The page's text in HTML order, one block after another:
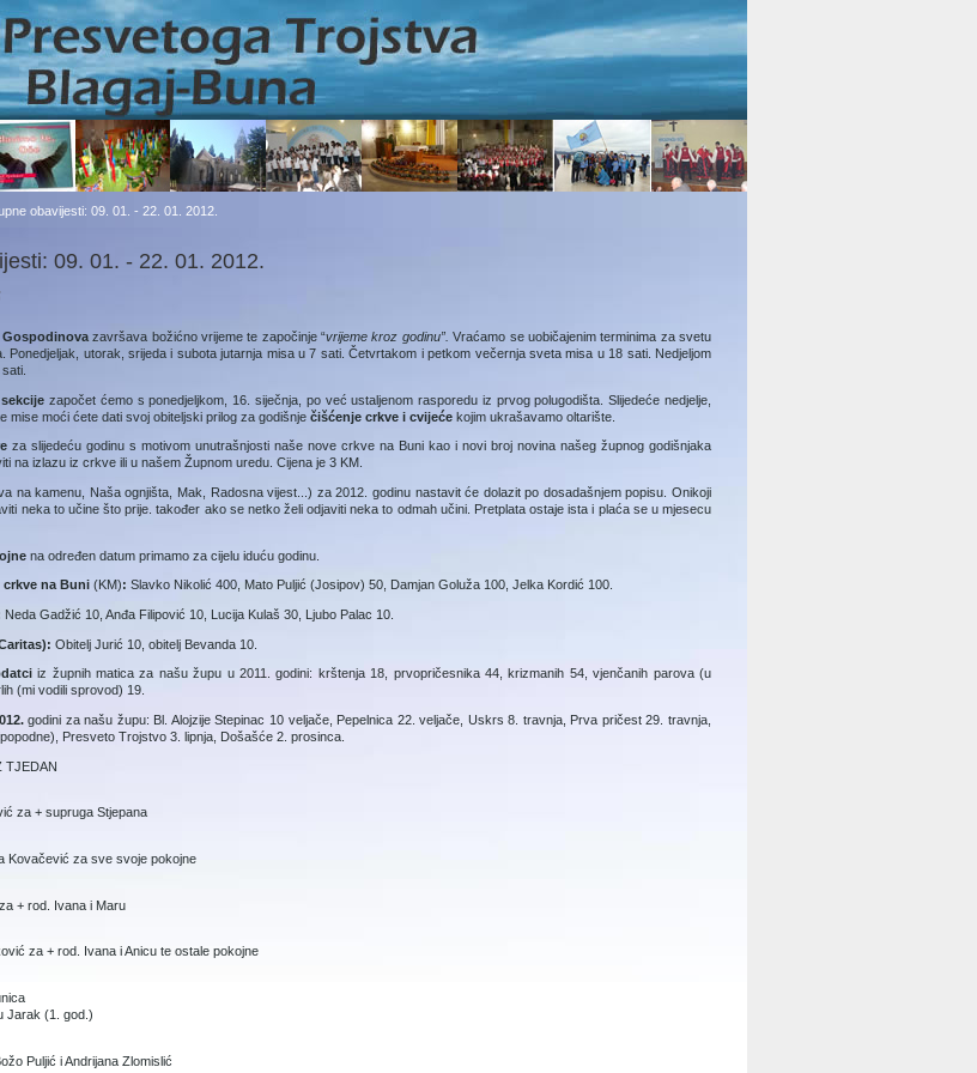
obavijesti: 09. 01. - 22. 01. 2012.
09. 01. - 22. 01. 2012.
Gospodinovazavršava božićno vrijeme te započinje “vrijeme kroz godinu”.Vraćamo se uobičajenim terminima za svetu
Ponedjeljak, utorak, srijeda i subota jutarnja misa u 7 sati. Četvrtakom i petkom večernja sveta misa u 18 sati. Nedjeljom
sekcijezapočet ćemo s ponedjeljkom, 16. siječnja, po već ustaljenom rasporedu iz prvog polugodišta. Slijedeće nedjelje,
mise moći ćete dati svoj obiteljski prilog za godišnje čišćenje crkve i cvijeće kojim ukrašavamo oltarište.
za slijedeću godinu s motivom unutrašnjosti naše nove crkve na Buni kao i novi broj novina našeg župnog godišnjaka
na izlazu iz crkve ili u našem Župnom uredu. Cijena je 3 KM.
na kamenu, Naša ognjišta, Mak, Radosna vijest...) za 2012. godinu nastavit će dolazit po dosadašnjem popisu. Onikoji
neka to učine što prije. također ako se netko želi odjaviti neka to odmah učini. Pretplata ostaje ista i plaća se u mjesecu
na određen datum primamo za cijelu iduću godinu.
crkve na Buni (KM): Slavko Nikolić 400, Mato Puljić (Josipov) 50, Damjan Goluža 100, Jelka Kordić 100.
Neda Gadžić 10, Anđa Filipović 10, Lucija Kulaš 30, Ljubo Palac 10.
Obitelj Jurić 10, obitelj Bevanda 10.
iz župnih matica za našu župu u 2011. godini: krštenja 18, prvopričesnika 44, krizmanih 54, vjenčanih parova (u
(mi vodili sprovod) 19.
godini za našu župu: Bl. Alojzije Stepinac 10 veljače, Pepelnica 22. veljače, Uskrs 8. travnja, Prva pričest 29. travnja,
Presveto Trojstvo 3. lipnja, Došašće 2. prosinca.
TJEDAN
za + supruga Stjepana
Kovačević za sve svoje pokojne
+ rod. Ivana i Maru
za + rod. Ivana i Anicu te ostale pokojne
Jarak (1. god.)
Puljić i Andrijana Zlomislić